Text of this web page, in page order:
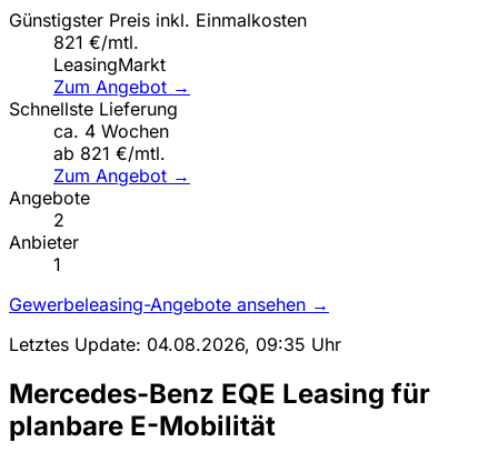
Günstigster Preis inkl. Einmalkosten
821 €/mtl.
LeasingMarkt
Zum Angebot →
Schnellste Lieferung
ca. 4 Wochen
ab 821 €/mtl.
Zum Angebot →
Angebote
2
Anbieter
1
Gewerbeleasing-Angebote ansehen →
Letztes Update: 04.08.2026, 09:35 Uhr
Mercedes-Benz EQE Leasing für
planbare E-Mobilität